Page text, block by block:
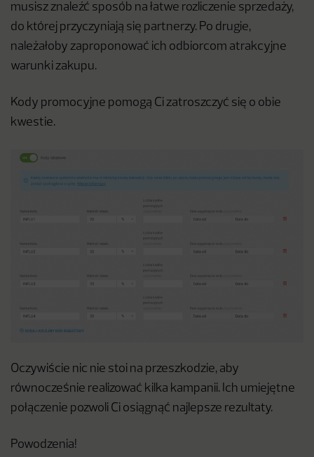
musisz znaleźć sposób na łatwe rozliczenie sprzedaży,
do której przyczyniają się partnerzy. Po drugie,
należałoby zaproponować ich odbiorcom atrakcyjne
warunki zakupu.
Kody promocyjne pomogą Ci zatroszczyć się o obie
kwestie.
Oczywiście nic nie stoi na przeszkodzie, aby
równocześnie realizować kilka kampanii. Ich umiejętne
połączenie pozwoli Ci osiągnąć najlepsze rezultaty.
Powodzenia!